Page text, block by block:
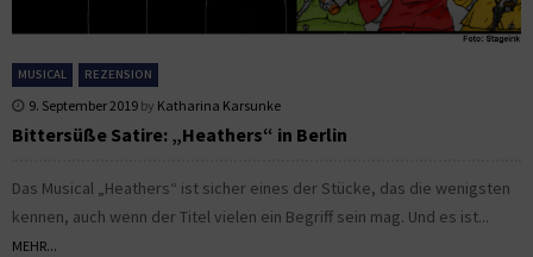
MUSICAL REZENSION
9. September 2019 by Katharina Karsunke
Bittersüße Satire: „Heathers“ in Berlin
Das Musical „Heathers“ ist sicher eines der Stücke, das die wenigsten
kennen, auch wenn der Titel vielen ein Begriff sein mag. Und es ist...
MEHR...